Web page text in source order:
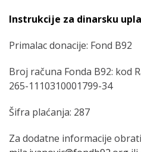
Instrukcije za dinarsku
Primalac donacije: Fond B92
Broj računa Fonda B92: kod
265-1110310001799-34
Šifra plaćanja: 287
Za dodatne informacije